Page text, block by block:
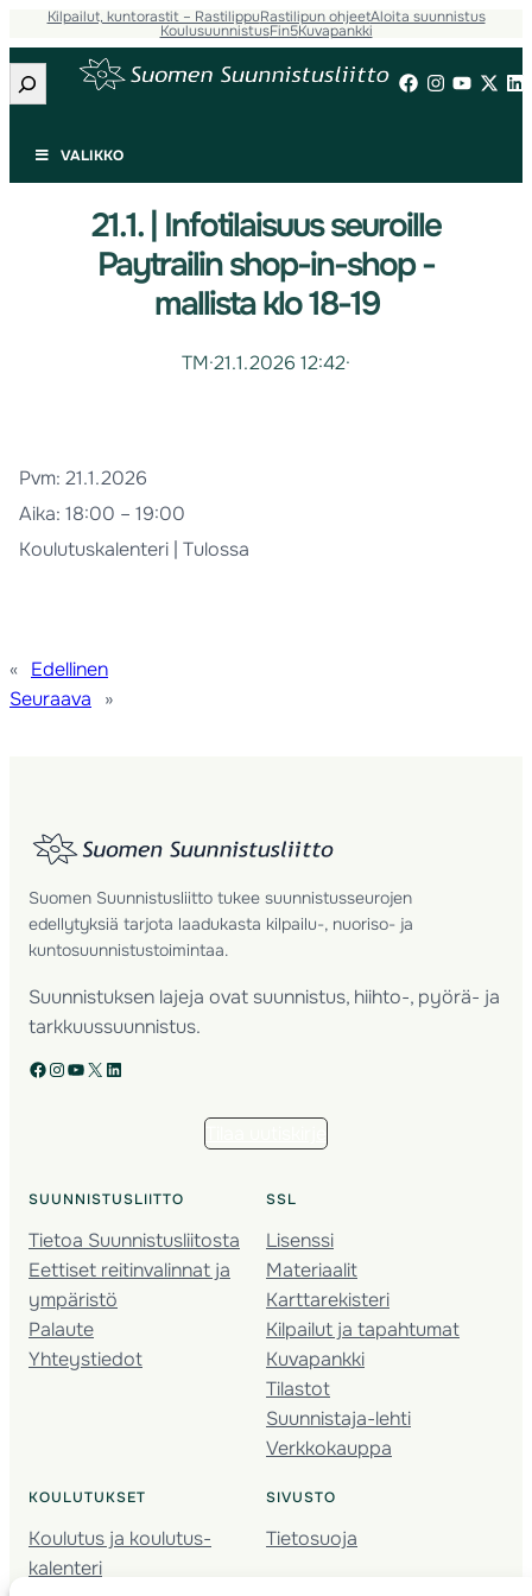
Kilpailut, kuntorastit – RastilippuRastilipun ohjeetAloita suunnistus
KoulusuunnistusFin5Kuvapankki
Etsi
VALIKKO
21.1. | Infotilaisuus seuroille
Paytrailin shop-in-shop -
mallista klo 18-19
TM·21.1.2026 12:42·
Pvm: 21.1.2026
Aika: 18:00 – 19:00
Koulutuskalenteri | Tulossa
« Edellinen
Seuraava
»
Suomen Suunnistusliitto tukee suunnistusseurojen
edellytyksiä tarjota laadukasta kilpailu-, nuoriso- ja
kuntosuunnistustoimintaa.
Suunnistuksen lajeja ovat suunnistus, hiihto-, pyörä- ja
tarkkuussuunnistus.
Facebook Instagram YouTube X LinkedIn
SUUNNISTUSLIITTO
Tietoa Suunnistusliitosta
Eettiset reitinvalinnat ja
ympäristö
Palaute
Yhteystiedot
SSL
Lisenssi
Materiaalit
Karttarekisteri
Kilpailut ja tapahtumat
Kuvapankki
Tilastot
Suunnistaja-lehti
Verkkokauppa
KOULUTUKSET
Koulutus ja koulutus­
kalenteri
SIVUSTO
Tietosuoja